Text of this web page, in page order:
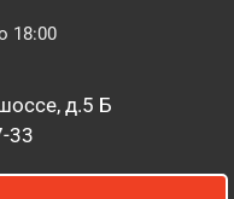
18:00
д.5 Б
33